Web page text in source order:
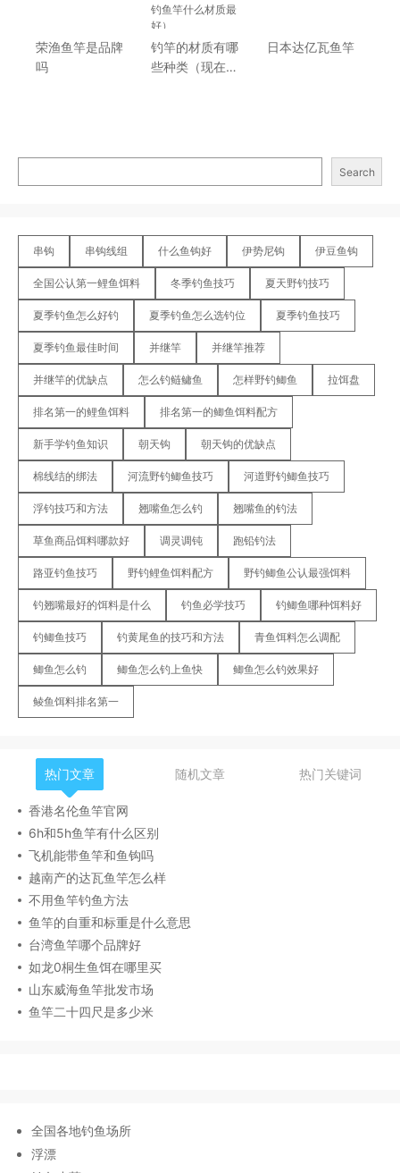
荣渔鱼竿是品牌
吗
钓竿的材质有哪
些种类（现在的
日本达亿瓦鱼竿
Search
串钩 串钩线组 什么鱼钩好 伊势尼钩 伊豆鱼钩
全国公认第一鲤鱼饵料 冬季钓鱼技巧 夏天野钓技巧
夏季钓鱼怎么好钓 夏季钓鱼怎么选钓位 夏季钓鱼技巧
夏季钓鱼最佳时间 并继竿 并继竿推荐
并继竿的优缺点 怎么钓鲢鳙鱼 怎样野钓鲫鱼 拉饵盘
排名第一的鲤鱼饵料 排名第一的鲫鱼饵料配方
新手学钓鱼知识 朝天钩 朝天钩的优缺点
棉线结的绑法 河流野钓鲫鱼技巧 河道野钓鲫鱼技巧
浮钓技巧和方法 翘嘴鱼怎么钓 翘嘴鱼的钓法
草鱼商品饵料哪款好 调灵调钝 跑铅钓法
路亚钓鱼技巧 野钓鲤鱼饵料配方 野钓鲫鱼公认最强饵料
钓翘嘴最好的饵料是什么 钓鱼必学技巧 钓鲫鱼哪种饵料好
钓鲫鱼技巧 钓黄尾鱼的技巧和方法 青鱼饵料怎么调配
鲫鱼怎么钓 鲫鱼怎么钓上鱼快 鲫鱼怎么钓效果好
鲮鱼饵料排名第一
热门文章 随机文章 热门关键词
香港名伦鱼竿官网
6h和5h鱼竿有什么区别
飞机能带鱼竿和鱼钩吗
越南产的达瓦鱼竿怎么样
不用鱼竿钓鱼方法
鱼竿的自重和标重是什么意思
台湾鱼竿哪个品牌好
如龙0桐生鱼饵在哪里买
山东威海鱼竿批发市场
鱼竿二十四尺是多少米
全国各地钓鱼场所
浮漂